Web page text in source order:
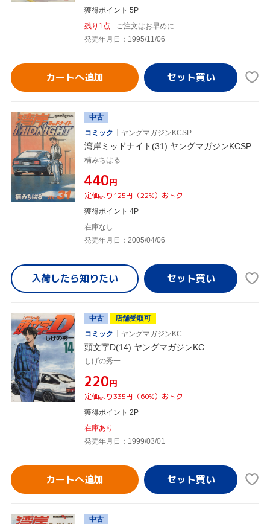
獲得ポイント 5P
残り1点
ご注文はお早めに
発売年月日：1995/11/06
カートへ追加
中古
コミック
ヤングマガジンKCSP
湾岸ミッドナイト(31) ヤングマガジンKCSP
楠みちはる
¥440円
定価より125円（22%）おトク
獲得ポイント 4P
在庫なし
発売年月日：2005/04/06
入荷したら知りたい
中古
店舗受取可
コミック
ヤングマガジンKC
頭文字D(14) ヤングマガジンKC
しげの秀一
¥220円
定価より335円（60%）おトク
獲得ポイント 2P
在庫あり
発売年月日：1999/03/01
カートへ追加
中古